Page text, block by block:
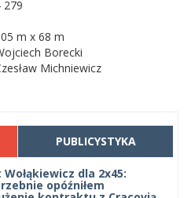
279
m x 68 m
Borecki
Michniewicz
PUBLICYSTYKA
dla 2x45:
opóźniłem